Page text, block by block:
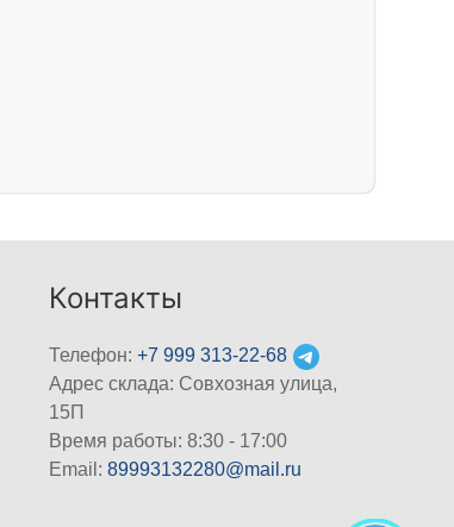
Контакты
Телефон:+7 999 313-22-68
Адрес склада: Совхозная улица,
15П
Время работы: 8:30 - 17:00
Email:89993132280@mail.ru